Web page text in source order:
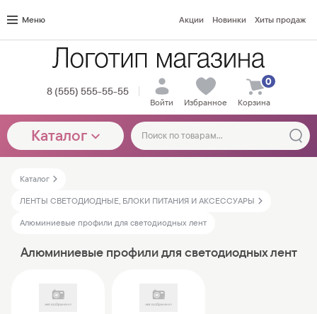
Меню Акции Новинки Хиты продаж
8 (555) 555-55-55
Войти Избранное Корзина
0
Каталог
Каталог
ЛЕНТЫ СВЕТОДИОДНЫЕ, БЛОКИ ПИТАНИЯ И АКСЕССУАРЫ
Алюминиевые профили для светодиодных лент
Алюминиевые профили для светодиодных лент